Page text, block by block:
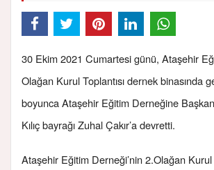
30 Ekim 2021 Cumartesi günü, Ataşehir
Olağan Kurul Toplantısı dernek binasında
boyunca Ataşehir Eğitim Derneğine
Kılıç bayrağı Zuhal Çakır’a devretti.
Ataşehir Eğitim Derneği’nin 2.Olağan Kurul